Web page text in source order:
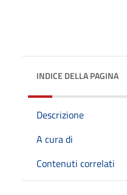
INDICE DELLA PAGINA
Descrizione
A cura di
Contenuti correlati